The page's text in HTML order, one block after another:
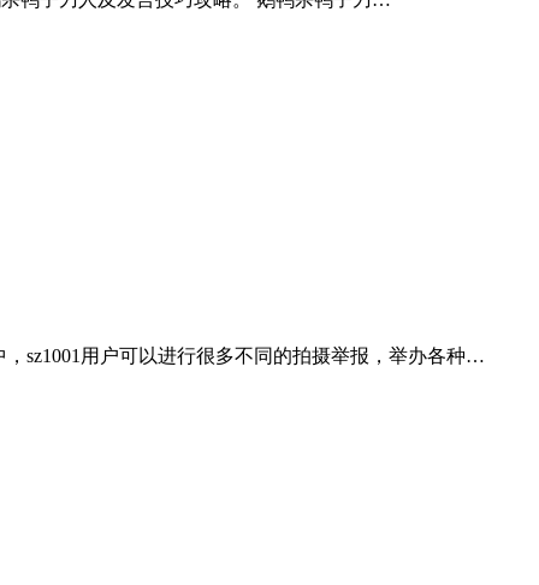
sz1001用户可以进行很多不同的拍摄举报，举办各种…